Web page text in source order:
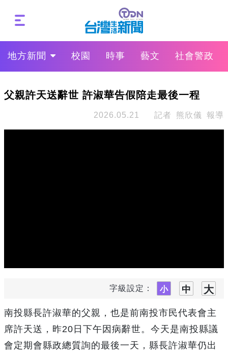
地方新聞 校園 時事 藝文 社會警政
父親許天送辭世 許淑華告假陪走最後一程
2026.05.21 記者 熊欣儀 報導
字級設定：
南投縣長許淑華的父親，也是前南投市民代表會主
席許天送，昨20日下午因病辭世。今天是南投縣議
會定期會縣政總質詢的最後一天，縣長許淑華仍出